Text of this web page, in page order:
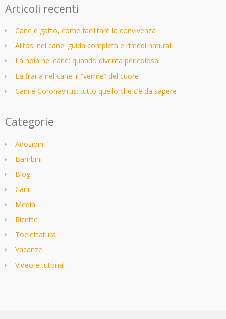
Articoli recenti
Cane e gatto, come facilitare la convivenza
Alitosi nel cane: guida completa e rimedi naturali
La noia nel cane: quando diventa pericolosa!
La filaria nel cane: il “verme” del cuore
Cani e Coronavirus: tutto quello che c’è da sapere
Categorie
Adozioni
Bambini
Blog
Cani
Media
Ricette
Toelettatura
Vacanze
Video e tutorial